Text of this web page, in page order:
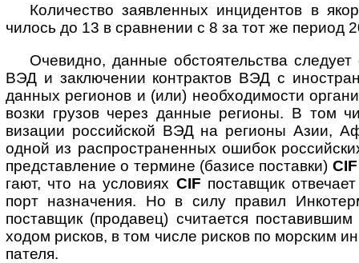
Количество заявленных инцидентов в
чилось до 13 в срав­нении с 8 за тот же период
Очевидно, данные обстоятельства
ВЭД и заклю­чении конт­рактов ВЭД с
данных реги­онов и (или) необхо­димости
возки грузов через данные регионы. В том
визации россий­ской ВЭД на реги­оны Азии,
одной из распро­стра­ненных ошибок
пред­став­ление о термине (базисе поставки) CIF
гают, что на усло­виях CIF постав­щик
порт назна­чения. Но в силу пра­вил
постав­щик (про­давец) счита­ется
ходом рис­ков, в том числе рис­ков по мор­ским
пателя.